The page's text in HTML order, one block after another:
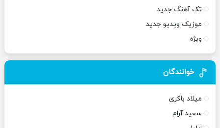
تک آهنگ جدید
موزیک ویدیو جدید
ویژه
خوانندگان
میلاد باکری
سعید آرام